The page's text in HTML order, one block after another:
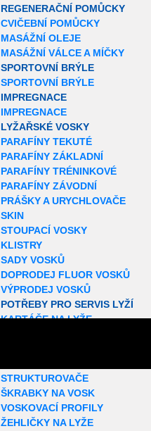
REGENERAČNÍ POMŮCKY
CVIČEBNÍ POMŮCKY
MASÁŽNÍ OLEJE
MASÁŽNÍ VÁLCE A MÍČKY
SPORTOVNÍ BRÝLE
SPORTOVNÍ BRÝLE
IMPREGNACE
IMPREGNACE
LYŽAŘSKÉ VOSKY
PARAFÍNY TEKUTÉ
PARAFÍNY ZÁKLADNÍ
PARAFÍNY TRÉNINKOVÉ
PARAFÍNY ZÁVODNÍ
PRÁŠKY A URYCHLOVAČE
SKIN
STOUPACÍ VOSKY
KLISTRY
SADY VOSKŮ
DOPRODEJ FLUOR VOSKŮ
VÝPRODEJ VOSKŮ
POTŘEBY PRO SERVIS LYŽÍ
KARTÁČE NA LYŽE
STRUKTUROVAČE
ŠKRABKY NA VOSK
VOSKOVACÍ PROFILY
ŽEHLIČKY NA LYŽE